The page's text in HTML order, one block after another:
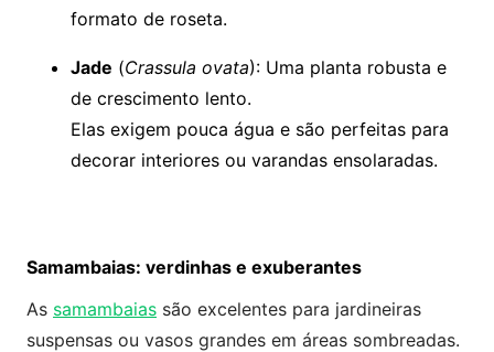
formato de roseta.
Jade (Crassula ovata): Uma planta robusta e
de crescimento lento.
Elas exigem pouca água e são perfeitas para
decorar interiores ou varandas ensolaradas.
Samambaias: verdinhas e exuberantes
As samambaias são excelentes para jardineiras
suspensas ou vasos grandes em áreas sombreadas.